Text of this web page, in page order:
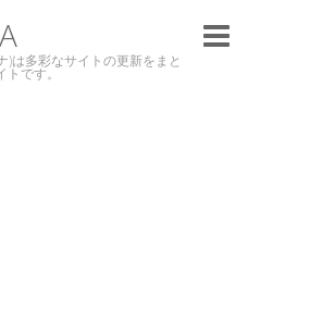
)は多彩なサイトの更新をまと
トです。